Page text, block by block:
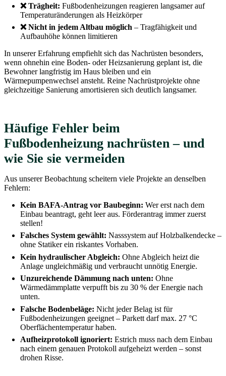
❌ Trägheit: Fußbodenheizungen reagieren langsamer auf
Temperaturänderungen als Heizkörper
❌ Nicht in jedem Altbau möglich – Tragfähigkeit und
Aufbauhöhe können limitieren
In unserer Erfahrung empfiehlt sich das Nachrüsten besonders,
wenn ohnehin eine Boden- oder Heizsanierung geplant ist, die
Bewohner langfristig im Haus bleiben und ein
Wärmepumpenwechsel ansteht. Reine Nachrüstprojekte ohne
gleichzeitige Sanierung amortisieren sich deutlich langsamer.
Häufige Fehler beim
Fußbodenheizung nachrüsten – und
wie Sie sie vermeiden
Aus unserer Beobachtung scheitern viele Projekte an denselben
Fehlern:
Kein BAFA-Antrag vor Baubeginn: Wer erst nach dem
Einbau beantragt, geht leer aus. Förderantrag immer zuerst
stellen!
Falsches System gewählt: Nasssystem auf Holzbalkendecke –
ohne Statiker ein riskantes Vorhaben.
Kein hydraulischer Abgleich: Ohne Abgleich heizt die
Anlage ungleichmäßig und verbraucht unnötig Energie.
Unzureichende Dämmung nach unten: Ohne
Wärmedämmplatte verpufft bis zu 30 % der Energie nach
unten.
Falsche Bodenbeläge: Nicht jeder Belag ist für
Fußbodenheizungen geeignet – Parkett darf max. 27 °C
Oberflächentemperatur haben.
Aufheizprotokoll ignoriert: Estrich muss nach dem Einbau
nach einem genauen Protokoll aufgeheizt werden – sonst
drohen Risse.